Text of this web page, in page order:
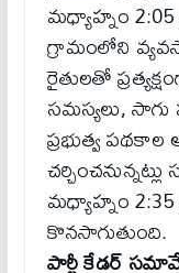
మధ్యాహ్నం 2:05
గ్రామంలోని
రైతులతో
సమస్యలు, సాగు
ప్రభుత్వ
మధ్యాహ్నం
కొనసాగుతుంది.
పార్టీ కేడర్